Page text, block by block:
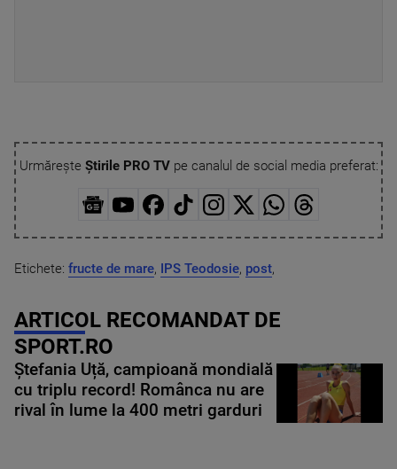
Urmărește Știrile PRO TVpe canalul de social media preferat:
Etichete: fructe de mare, IPS Teodosie, post,
ARTICOL RECOMANDAT DE
SPORT.RO
Ștefania Uță, campioană mondială
cu triplu record! Românca nu are
rival în lume la 400 metri garduri